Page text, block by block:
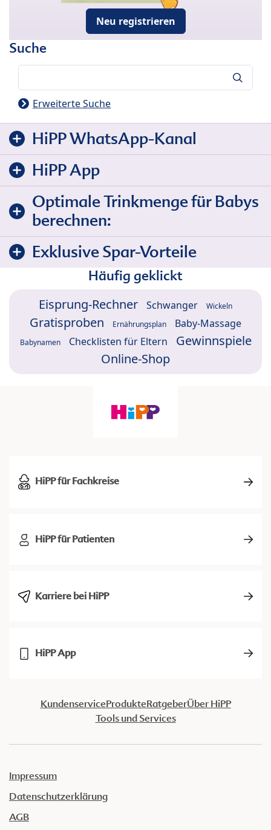
Neu registrieren
Suche
Erweiterte Suche
HiPP WhatsApp-Kanal
HiPP App
Optimale Trinkmenge für Babys
berechnen:
Exklusive Spar-Vorteile
Häufig geklickt
Eisprung-Rechner Schwanger Wickeln
Gratisproben Ernährungsplan Baby-Massage
Babynamen Checklisten für Eltern
Gewinnspiele
Online-Shop
HiPP für Fachkreise
HiPP für Patienten
Karriere bei HiPP
HiPP App
KundenserviceProdukteRatgeberÜber HiPP
Tools und Services
Impressum
Datenschutzerklärung
AGB